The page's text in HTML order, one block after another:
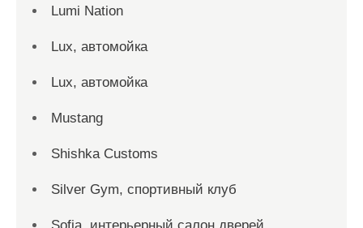
Lumi Nation
Lux, автомойка
Lux, автомойка
Mustang
Shishka Customs
Silver Gym, спортивный клуб